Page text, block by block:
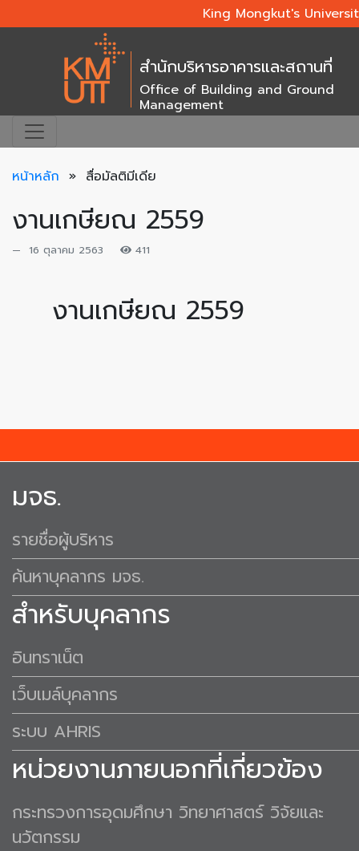
King Mongkut's
สำนักบริหารอาคารและสถานที่
Office of Building and Ground
Management
หน้าหลัก » สื่อมัลติมีเดีย
งานเกษียณ 2559
16 ตุลาคม 2563 411
งานเกษียณ 2559
มจธ.
รายชื่อผู้บริหาร
ค้นหาบุคลากร มจธ.
สำหรับบุคลากร
อินทราเน็ต
เว็บเมล์บุคลากร
ระบบ AHRIS
หน่วยงานภายนอกที่เกี่ยวข้อง
กระทรวงการอุดมศึกษา วิทยาศาสตร์ วิจัยและ
นวัตกรรม